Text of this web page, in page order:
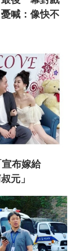
喊：像快不
布嫁給
元」